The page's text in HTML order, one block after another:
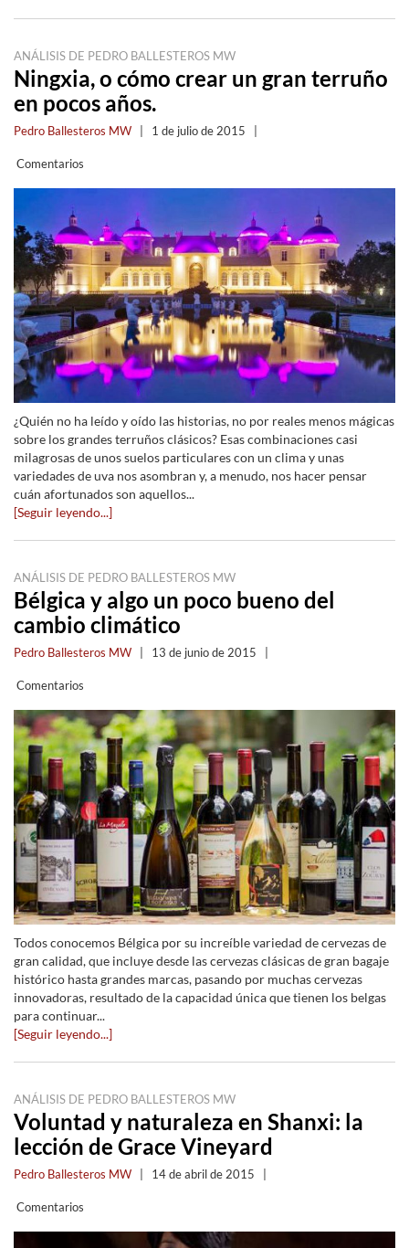
ANÁLISIS DE PEDRO BALLESTEROS MW
Ningxia, o cómo crear un gran terruño
en pocos años.
Pedro Ballesteros MW 1 de julio de 2015
Comentarios
¿Quién no ha leído y oído las historias, no por reales menos mágicas
sobre los grandes terruños clásicos? Esas combinaciones casi
milagrosas de unos suelos particulares con un clima y unas
variedades de uva nos asombran y, a menudo, nos hacer pensar
cuán afortunados son aquellos...
[Seguir leyendo...]
ANÁLISIS DE PEDRO BALLESTEROS MW
Bélgica y algo un poco bueno del
cambio climático
Pedro Ballesteros MW 13 de junio de 2015
Comentarios
Todos conocemos Bélgica por su increíble variedad de cervezas de
gran calidad, que incluye desde las cervezas clásicas de gran bagaje
histórico hasta grandes marcas, pasando por muchas cervezas
innovadoras, resultado de la capacidad única que tienen los belgas
para continuar...
[Seguir leyendo...]
ANÁLISIS DE PEDRO BALLESTEROS MW
Voluntad y naturaleza en Shanxi: la
lección de Grace Vineyard
Pedro Ballesteros MW 14 de abril de 2015
Comentarios